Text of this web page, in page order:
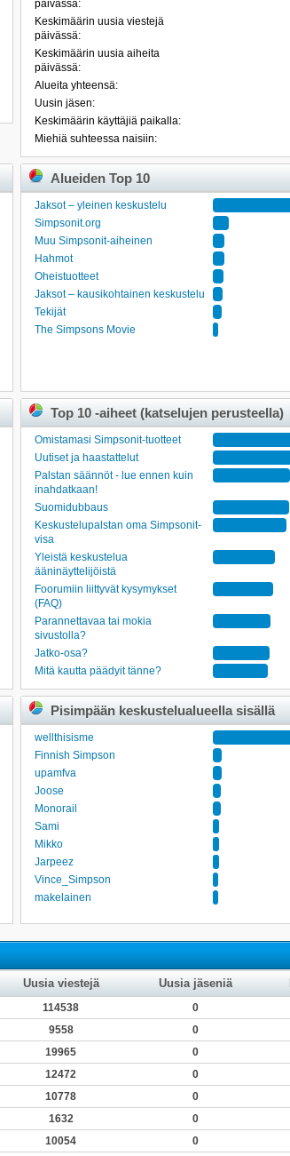
päivässä:
Keskimäärin uusia viestejä
päivässä:
Keskimäärin uusia aiheita
päivässä:
Alueita yhteensä:
Uusin jäsen:
Keskimäärin käyttäjiä paikalla:
Miehiä suhteessa naisiin:
Alueiden Top 10
Jaksot – yleinen keskustelu
Simpsonit.org
Muu Simpsonit-aiheinen
Hahmot
Oheistuotteet
Jaksot – kausikohtainen keskustelu
Tekijät
The Simpsons Movie
Top 10 -aiheet (katselujen perusteella)
Omistamasi Simpsonit-tuotteet
Uutiset ja haastattelut
Palstan säännöt - lue ennen kuin
inahdatkaan!
Suomidubbaus
Keskustelupalstan oma Simpsonit-
visa
Yleistä keskustelua
ääninäyttelijöistä
Foorumiin liittyvät kysymykset
(FAQ)
Parannettavaa tai mokia
sivustolla?
Jatko-osa?
Mitä kautta päädyit tänne?
Pisimpään keskustelualueella sisällä
wellthisisme
Finnish Simpson
upamfva
Joose
Monorail
Sami
Mikko
Jarpeez
Vince_Simpson
makelainen
Uusia viestejä Uusia jäseniä
114538 0
9558 0
19965 0
12472 0
10778 0
1632 0
10054 0